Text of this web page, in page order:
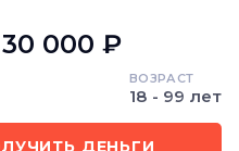
000 ₽
ВОЗРАСТ
18 - 99 лет
ДЕНЬГИ